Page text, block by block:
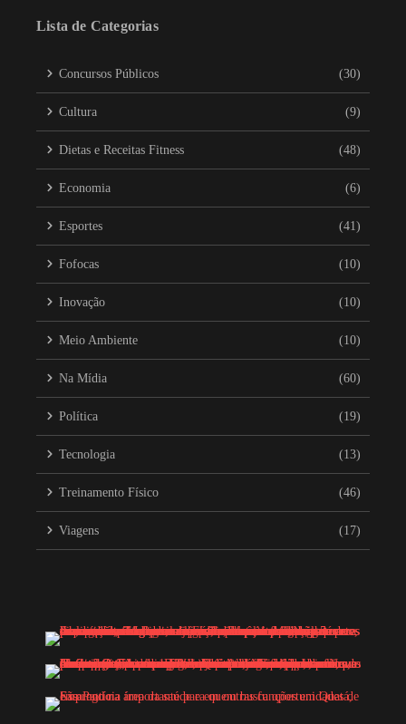
Lista de Categorias
Concursos Públicos (30)
Cultura (9)
Dietas e Receitas Fitness (48)
Economia (6)
Esportes (41)
Fofocas (10)
Inovação (10)
Meio Ambiente (10)
Na Mídia (60)
Política (19)
Tecnologia (13)
Treinamento Físico (46)
Viagens (17)